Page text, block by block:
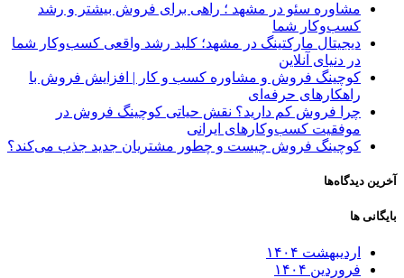
مشاوره سئو در مشهد ؛ راهی برای فروش بیشتر و رشد
کسب‌وکار شما
دیجیتال مارکتینگ در مشهد؛ کلید رشد واقعی کسب‌وکار شما
در دنیای آنلاین
کوچینگ فروش و مشاوره کسب‌ و کار | افزایش فروش با
راهکارهای حرفه‌ای
چرا فروش کم دارید؟ نقش حیاتی کوچینگ فروش در
موفقیت کسب‌وکارهای ایرانی
کوچینگ فروش چیست و چطور مشتریان جدید جذب می‌کند؟
آخرین دیدگاه‌ها
بایگانی ها
اردیبهشت ۱۴۰۴
فروردین ۱۴۰۴